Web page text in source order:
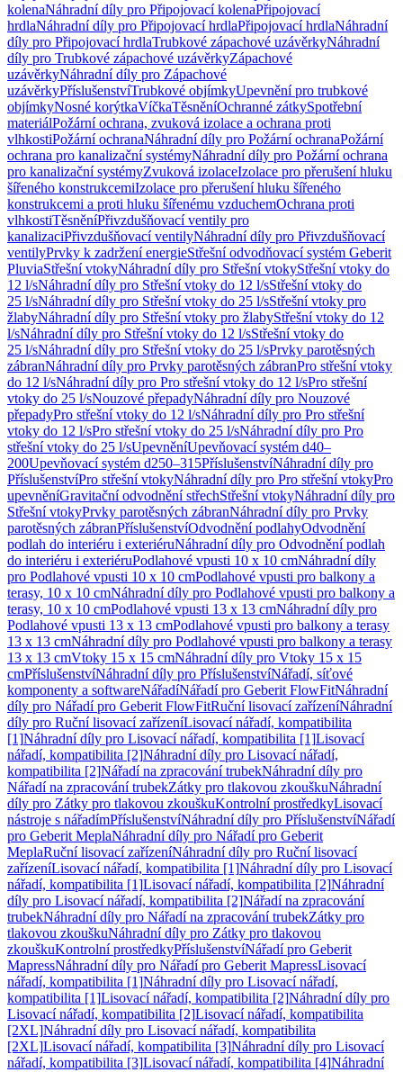
kolenaNáhradní díly pro Připojovací kolenaPřipojovací
hrdlaNáhradní díly pro Připojovací hrdlaPřipojovací hrdlaNáhradní
díly pro Připojovací hrdlaTrubkové zápachové uzávěrkyNáhradní
díly pro Trubkové zápachové uzávěrkyZápachové
uzávěrkyNáhradní díly pro Zápachové
uzávěrkyPříslušenstvíTrubkové objímkyUpevnění pro trubkové
objímkyNosné korýtkaVíčkaTěsněníOchranné zátkySpotřební
materiálPožární ochrana, zvuková izolace a ochrana proti
vlhkostiPožární ochranaNáhradní díly pro Požární ochranaPožární
ochrana pro kanalizační systémyNáhradní díly pro Požární ochrana
pro kanalizační systémyZvuková izolaceIzolace pro přerušení hluku
šířeného konstrukcemiIzolace pro přerušení hluku šířeného
konstrukcemi a proti hluku šířenému vzduchemOchrana proti
vlhkostiTěsněníPřivzdušňovací ventily pro
kanalizaciPřivzdušňovací ventilyNáhradní díly pro Přivzdušňovací
ventilyPrvky k zadržení energieStřešní odvodňovací systém Geberit
PluviaStřešní vtokyNáhradní díly pro Střešní vtokyStřešní vtoky do
12 l/sNáhradní díly pro Střešní vtoky do 12 l/sStřešní vtoky do
25 l/sNáhradní díly pro Střešní vtoky do 25 l/sStřešní vtoky pro
žlabyNáhradní díly pro Střešní vtoky pro žlabyStřešní vtoky do 12
l/sNáhradní díly pro Střešní vtoky do 12 l/sStřešní vtoky do
25 l/sNáhradní díly pro Střešní vtoky do 25 l/sPrvky parotěsných
zábranNáhradní díly pro Prvky parotěsných zábranPro střešní vtoky
do 12 l/sNáhradní díly pro Pro střešní vtoky do 12 l/sPro střešní
vtoky do 25 l/sNouzové přepadyNáhradní díly pro Nouzové
přepadyPro střešní vtoky do 12 l/sNáhradní díly pro Pro střešní
vtoky do 12 l/sPro střešní vtoky do 25 l/sNáhradní díly pro Pro
střešní vtoky do 25 l/sUpevněníUpevňovací systém d40–
200Upevňovací systém d250–315PříslušenstvíNáhradní díly pro
PříslušenstvíPro střešní vtokyNáhradní díly pro Pro střešní vtokyPro
upevněníGravitační odvodnění střechStřešní vtokyNáhradní díly pro
Střešní vtokyPrvky parotěsných zábranNáhradní díly pro Prvky
parotěsných zábranPříslušenstvíOdvodnění podlahyOdvodnění
podlah do interiéru i exteriéruNáhradní díly pro Odvodnění podlah
do interiéru i exteriéruPodlahové vpusti 10 x 10 cmNáhradní díly
pro Podlahové vpusti 10 x 10 cmPodlahové vpusti pro balkony a
terasy, 10 x 10 cmNáhradní díly pro Podlahové vpusti pro balkony a
terasy, 10 x 10 cmPodlahové vpusti 13 x 13 cmNáhradní díly pro
Podlahové vpusti 13 x 13 cmPodlahové vpusti pro balkony a terasy
13 x 13 cmNáhradní díly pro Podlahové vpusti pro balkony a terasy
13 x 13 cmVtoky 15 x 15 cmNáhradní díly pro Vtoky 15 x 15
cmPříslušenstvíNáhradní díly pro PříslušenstvíNářadí, síťové
komponenty a softwareNářadíNářadí pro Geberit FlowFitNáhradní
díly pro Nářadí pro Geberit FlowFitRuční lisovací zařízeníNáhradní
díly pro Ruční lisovací zařízeníLisovací nářadí, kompatibilita
[1]Náhradní díly pro Lisovací nářadí, kompatibilita [1]Lisovací
nářadí, kompatibilita [2]Náhradní díly pro Lisovací nářadí,
kompatibilita [2]Nářadí na zpracování trubekNáhradní díly pro
Nářadí na zpracování trubekZátky pro tlakovou zkouškuNáhradní
díly pro Zátky pro tlakovou zkouškuKontrolní prostředkyLisovací
nástroje s nářadímPříslušenstvíNáhradní díly pro PříslušenstvíNářadí
pro Geberit MeplaNáhradní díly pro Nářadí pro Geberit
MeplaRuční lisovací zařízeníNáhradní díly pro Ruční lisovací
zařízeníLisovací nářadí, kompatibilita [1]Náhradní díly pro Lisovací
nářadí, kompatibilita [1]Lisovací nářadí, kompatibilita [2]Náhradní
díly pro Lisovací nářadí, kompatibilita [2]Nářadí na zpracování
trubekNáhradní díly pro Nářadí na zpracování trubekZátky pro
tlakovou zkouškuNáhradní díly pro Zátky pro tlakovou
zkouškuKontrolní prostředkyPříslušenstvíNářadí pro Geberit
MapressNáhradní díly pro Nářadí pro Geberit MapressLisovací
nářadí, kompatibilita [1]Náhradní díly pro Lisovací nářadí,
kompatibilita [1]Lisovací nářadí, kompatibilita [2]Náhradní díly pro
Lisovací nářadí, kompatibilita [2]Lisovací nářadí, kompatibilita
[2XL]Náhradní díly pro Lisovací nářadí, kompatibilita
[2XL]Lisovací nářadí, kompatibilita [3]Náhradní díly pro Lisovací
nářadí, kompatibilita [3]Lisovací nářadí, kompatibilita [4]Náhradní